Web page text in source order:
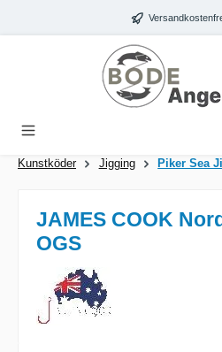
Zum Hauptinhalt springen
Kunstköder Jigging Piker Sea
JAMES COOK
OGS